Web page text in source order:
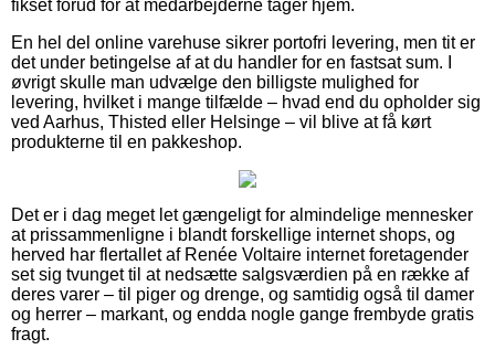
fikset forud for at medarbejderne tager hjem.
En hel del online varehuse sikrer portofri levering, men tit er
det under betingelse af at du handler for en fastsat sum. I
øvrigt skulle man udvælge den billigste mulighed for
levering, hvilket i mange tilfælde – hvad end du opholder sig
ved Aarhus, Thisted eller Helsinge – vil blive at få kørt
produkterne til en pakkeshop.
Det er i dag meget let gængeligt for almindelige mennesker
at prissammenligne i blandt forskellige internet shops, og
herved har flertallet af Renée Voltaire internet foretagender
set sig tvunget til at nedsætte salgsværdien på en række af
deres varer – til piger og drenge, og samtidig også til damer
og herrer – markant, og endda nogle gange frembyde gratis
fragt.